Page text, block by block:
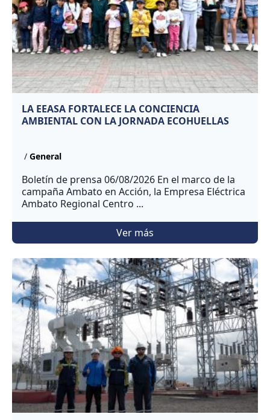
LA EEASA FORTALECE LA CONCIENCIA
AMBIENTAL CON LA JORNADA ECOHUELLAS
/ General
Boletín de prensa 06/08/2026 En el marco de la
campaña Ambato en Acción, la Empresa Eléctrica
Ambato Regional Centro ...
Ver más